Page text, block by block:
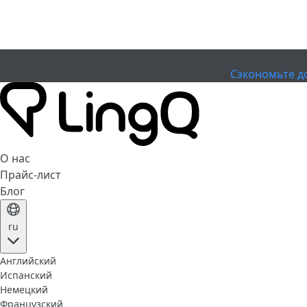
Сэкономьте
О нас
Прайс-лист
Блог
ru
Английский
Испанский
Немецкий
Французский